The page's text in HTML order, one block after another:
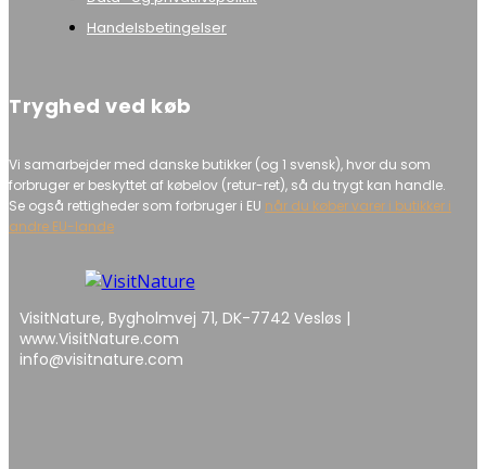
Handelsbetingelser
Tryghed ved køb
Vi samarbejder med danske butikker (og 1 svensk), hvor du som
forbruger er beskyttet af købelov (retur-ret), så du trygt kan handle.
Se også rettigheder som forbruger i EU når du køber varer i butikker i
andre EU-lande
VisitNature, Bygholmvej 71, DK-7742 Vesløs |
www.VisitNature.com
info@visitnature.com